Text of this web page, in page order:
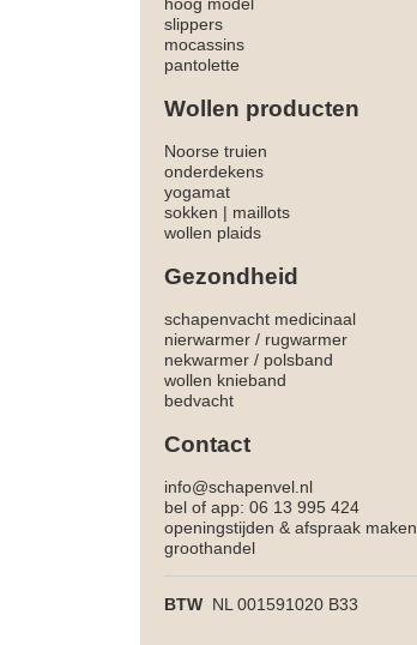
slippers
mocassins
pantolette
Wollen producten
Noorse truien
onderdekens
yogamat
sokken | maillots
wollen plaids
Gezondheid
schapenvacht medicinaal
nierwarmer / rugwarmer
nekwarmer / polsband
wollen knieband
bedvacht
Contact
info@schapenvel.nl
bel of app: 06 13 995 424
openingstijden & afspraak maken
groothandel
BTW NL 001591020 B33